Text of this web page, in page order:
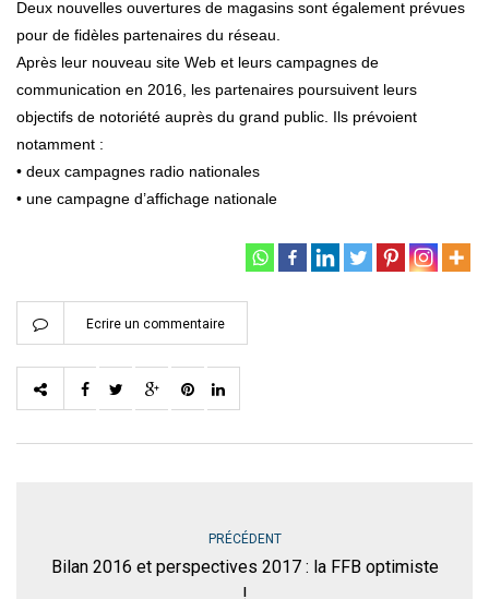
Deux nouvelles ouvertures de magasins sont également prévues
pour de fidèles partenaires du réseau.
Après leur nouveau site Web et leurs campagnes de
communication en 2016, les partenaires poursuivent leurs
objectifs de notoriété auprès du grand public. Ils prévoient
notamment :
• deux campagnes radio nationales
• une campagne d’affichage nationale
Ecrire un commentaire
PRÉCÉDENT
Bilan 2016 et perspectives 2017 : la FFB optimiste
!